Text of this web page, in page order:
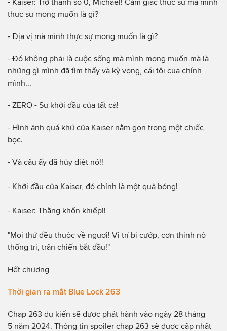
thực sự mong muốn là gì?
- Địa vị mà mình thực sự mong muốn là gì?
- Đó không phải là cuộc sống mà mình mong muốn mà là
những gì mình đã tìm thấy và kỳ vọng, cái tôi của chính
mình...
- ZERO - Sự khởi đầu của tất cả!
- Hình ảnh quá khứ của Kaiser nằm gọn trong một chiếc
bọc.
- Và cậu ấy đã hủy diệt nó!!
- Khởi đầu của Kaiser, đó chính là một quả bóng!
- Kaiser: Thằng khốn khiếp!!
"Mọi thứ đều thuộc về ngươi! Vị trí bị cướp, cơn thịnh nộ
thống trị, trận chiến bắt đầu!"
Hết chương
Thời gian ra mắt Blue Lock 263
Chap 263 dự kiến sẽ được phát hành vào ngày 28 tháng
5 năm 2024. Thông tin spoiler chap 263 sẽ được cập nhật